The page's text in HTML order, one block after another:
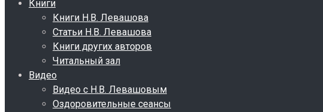
Книги
Книги Н.В. Левашова
Статьи Н.В. Левашова
Книги других авторов
Читальный зал
Видео
Видео с Н.В. Левашовым
Оздоровительные сеансы